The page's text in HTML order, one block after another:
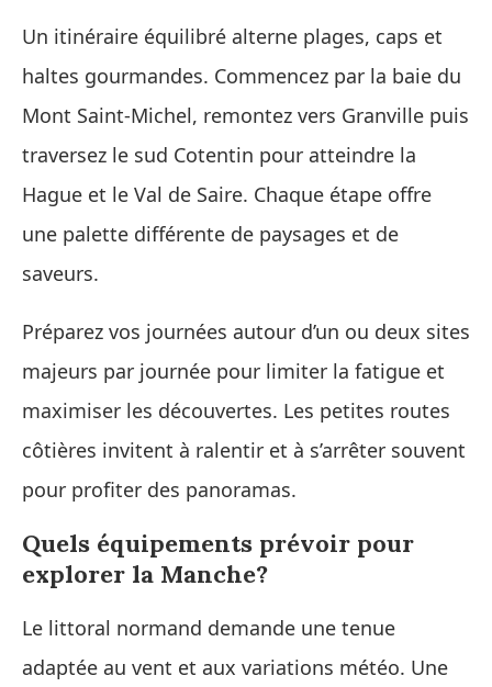
Un itinéraire équilibré alterne plages, caps et
haltes gourmandes. Commencez par la baie du
Mont Saint‑Michel, remontez vers Granville puis
traversez le sud Cotentin pour atteindre la
Hague et le Val de Saire. Chaque étape offre
une palette différente de paysages et de
saveurs.
Préparez vos journées autour d’un ou deux sites
majeurs par journée pour limiter la fatigue et
maximiser les découvertes. Les petites routes
côtières invitent à ralentir et à s’arrêter souvent
pour profiter des panoramas.
Quels équipements prévoir pour
explorer la Manche?
Le littoral normand demande une tenue
adaptée au vent et aux variations météo. Une